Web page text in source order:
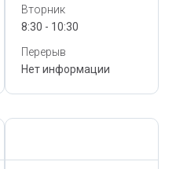
Вторник
8:30 - 10:30
Перерыв
Нет информации